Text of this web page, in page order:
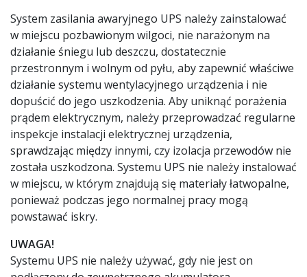
System zasilania awaryjnego UPS należy zainstalować
w miejscu pozbawionym wilgoci, nie narażonym na
działanie śniegu lub deszczu, dostatecznie
przestronnym i wolnym od pyłu, aby zapewnić właściwe
działanie systemu wentylacyjnego urządzenia i nie
dopuścić do jego uszkodzenia. Aby uniknąć porażenia
prądem elektrycznym, należy przeprowadzać regularne
inspekcje instalacji elektrycznej urządzenia,
sprawdzając między innymi, czy izolacja przewodów nie
została uszkodzona. Systemu UPS nie należy instalować
w miejscu, w którym znajdują się materiały łatwopalne,
ponieważ podczas jego normalnej pracy mogą
powstawać iskry.
UWAGA!
Systemu UPS nie należy używać, gdy nie jest on